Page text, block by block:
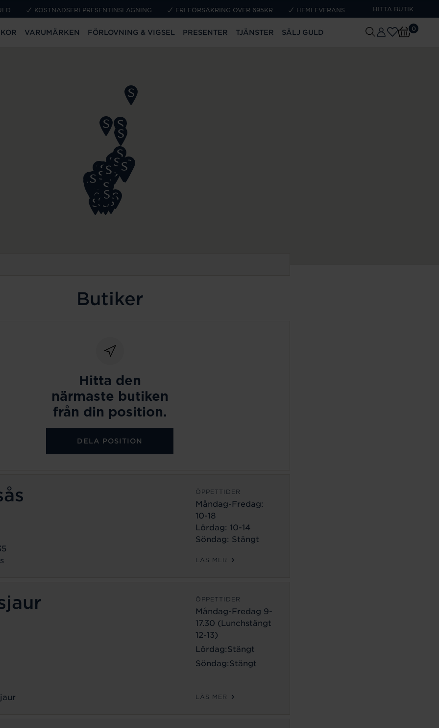
KOSTNADSFRI PRESENTINSLAGNING FRI FÖRSÄKRING ÖVER 695KR HEMLEVERANS HITTA BUTIK
VARUMÄRKEN FÖRLOVNING & VIGSEL PRESENTER TJÄNSTER SÄLJ GULD 0
Butiker
Hitta den
närmaste butiken
från din position.
DELA POSITION
ÖPPETTIDER
Måndag-Fredag:
10-18
Lördag: 10-14
Söndag: Stängt
LÄS MER
ÖPPETTIDER
Måndag-Fredag 9-
17.30 (Lunchstängt
12-13)
Lördag:Stängt
Söndag:Stängt
LÄS MER